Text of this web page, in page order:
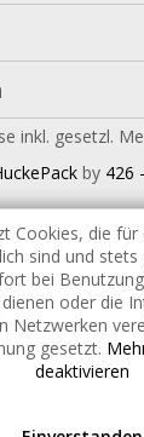
inkl. gesetzl.
by 426
Cookies, die
sind und
bei
oder die
Netzwerken
gesetzt.
deaktivieren